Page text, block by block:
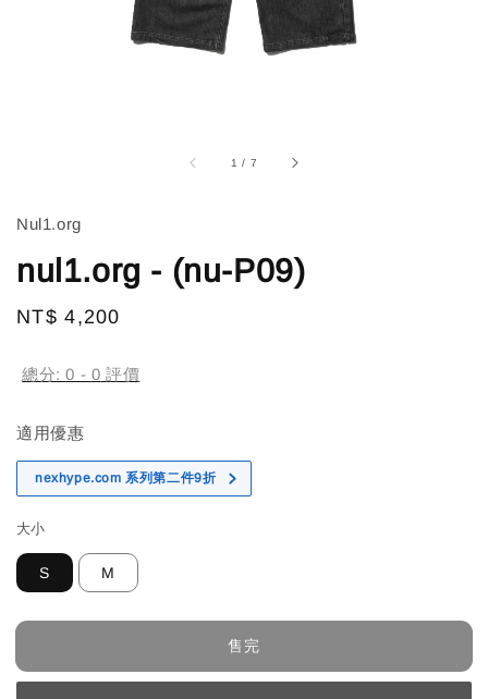
1 / 7
Nul1.org
nul1.org - (nu-P09)
Regular
NT$ 4,200
總分:0 - 0 評價
適用優惠
nexhype.com 系列第二件9折
大小
S M
售完